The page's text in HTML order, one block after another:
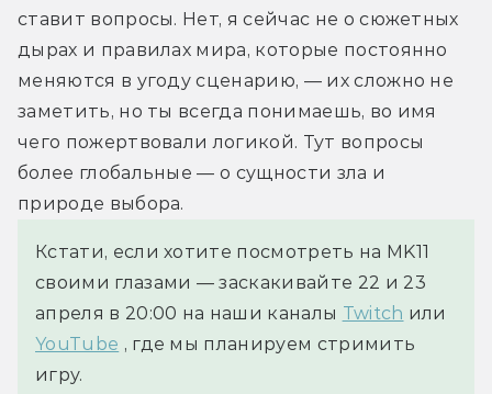
ставит вопросы. Нет, я сейчас не о сюжетных
дырах и правилах мира, которые постоянно
меняются в угоду сценарию, — их сложно не
заметить, но ты всегда понимаешь, во имя
чего пожертвовали логикой. Тут вопросы
более глобальные — о сущности зла и
природе выбора.
Кстати, если хотите посмотреть на MK11
своими глазами — заскакивайте 22 и 23
апреля в 20:00 на наши каналы Twitch или
YouTube , где мы планируем стримить
игру.